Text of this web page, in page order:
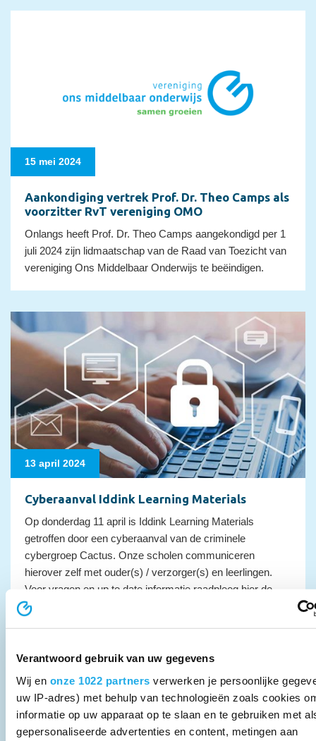
Verantwoord gebruik van uw gegevens
Wij en onze 1022 partners verwerken je persoonlijke
uw IP-adres) met behulp van technologieën zoals cookies
informatie op uw apparaat op te slaan en te gebruiken met
gepersonaliseerde advertenties en content, metingen aan
15 mei 2024
Aankondiging vertrek Prof. Dr. Theo Camps als
voorzitter RvT vereniging OMO
Onlangs heeft Prof. Dr. Theo Camps aangekondigd per 1
juli 2024 zijn lidmaatschap van de Raad van Toezicht van
vereniging Ons Middelbaar Onderwijs te beëindigen.
13 april 2024
Cyberaanval Iddink Learning Materials
Op donderdag 11 april is Iddink Learning Materials
getroffen door een cyberaanval van de criminele
cybergroep Cactus. Onze scholen communiceren
hierover zelf met ouder(s) / verzorger(s) en leerlingen.
Voor vragen en up to date informatie raadpleeg hier de
FAQ